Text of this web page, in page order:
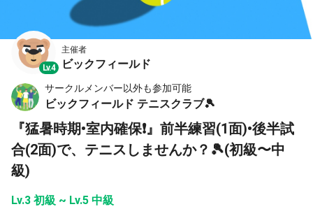
Lv.4
主催者
ビックフィールド
サークルメンバー以外も参加可能
ビックフィールド テニスクラブ🎾
『猛暑時期•室内確保❗️』前半練習(1面)•後半試
合(2面)で、テニスしませんか？🎾(初級〜中
級)
Lv.3 初級 ~ Lv.5 中級